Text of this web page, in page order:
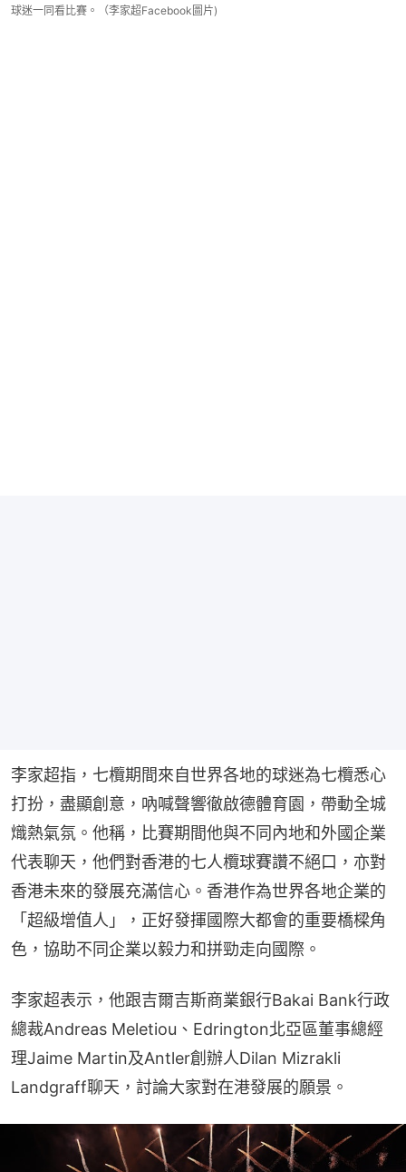
球迷一同看比賽。（李家超Facebook圖片)
李家超指，七欖期間來自世界各地的球迷為七欖悉心
打扮，盡顯創意，吶喊聲響徹啟德體育園，帶動全城
熾熱氣氛。他稱，比賽期間他與不同內地和外國企業
代表聊天，他們對香港的七人欖球賽讚不絕口，亦對
香港未來的發展充滿信心。香港作為世界各地企業的
「超級增值人」，正好發揮國際大都會的重要橋樑角
色，協助不同企業以毅力和拼勁走向國際。
李家超表示，他跟吉爾吉斯商業銀行Bakai Bank行政
總裁Andreas Meletiou、Edrington北亞區董事總經
理Jaime Martin及Antler創辦人Dilan Mizrakli
Landgraff聊天，討論大家對在港發展的願景。